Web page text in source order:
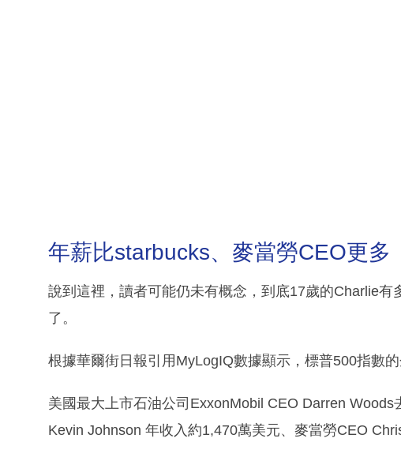
年薪比starbucks、麥當勞CEO更多
說到這裡，讀者可能仍未有概念，到底17歲的Charlie
了。
根據華爾街日報引用MyLogIQ數據顯示，標普500指數
美國最大上市石油公司ExxonMobil CEO Darren
Kevin Johnson 年收入約1,470萬美元、麥當勞CEO